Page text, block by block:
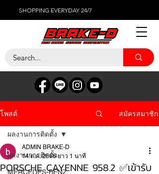
SHOPPING EVERYDAY 24/7
โพสต์ สมัครสมาชิก
ผลงานการติดตั้ง
MERCEDES-BENZ
ผลงานการติดตั้ง
PORSCHE CAYENNE 958.2 ✅เข้ารับ
ADMIN BRAKE-D
14 ต.ค. 2566 ยาว 1 นาที